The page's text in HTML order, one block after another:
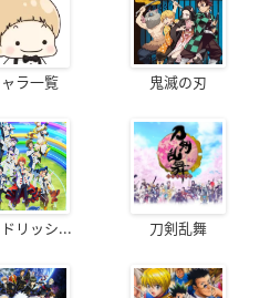
ラ一覧 鬼滅の刃
リッシ... 刀剣乱舞